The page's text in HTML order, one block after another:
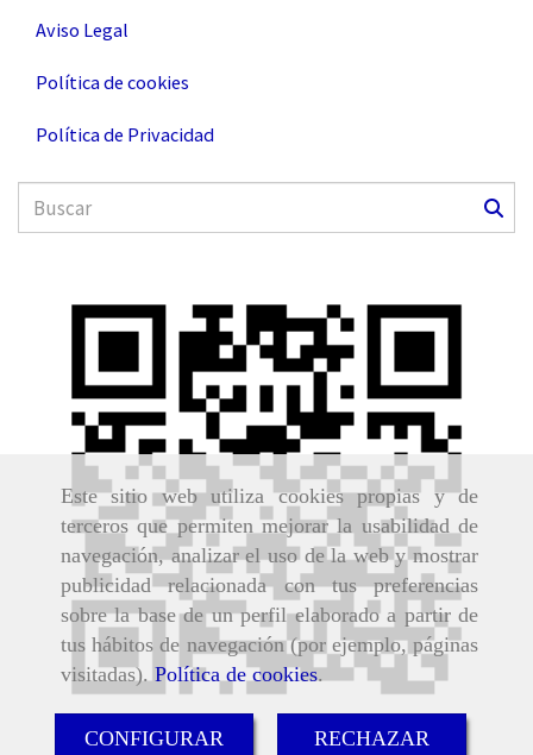
Este sitio web utiliza cookies propias y de
terceros que permiten mejorar la usabilidad de
navegación, analizar el uso de la web y mostrar
publicidad relacionada con tus preferencias
sobre la base de un perfil elaborado a partir de
tus hábitos de navegación (por ejemplo, páginas
visitadas). Política de cookies.
CONFIGURAR RECHAZAR
Aviso Legal
Política de cookies
Política de Privacidad